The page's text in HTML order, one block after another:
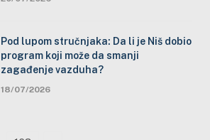
Pod lupom stručnjaka: Da li je Niš dobio
program koji može da smanji
zagađenje vazduha?
18/07/2026